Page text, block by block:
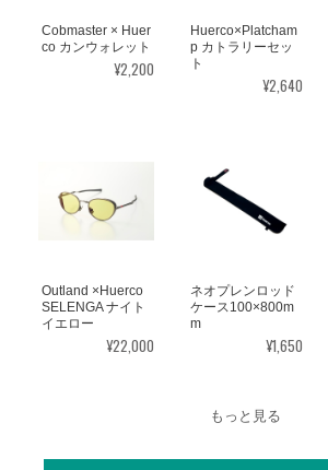
Cobmaster × Huer
co カンウォレット
¥2,200
Huerco×Platcham
p カトラリーセッ
ト
¥2,640
Outland ×Huerco
SELENGA ナイト
イエロー
¥22,000
ネオプレンロッド
ケース100×800m
m
¥1,650
もっと見る